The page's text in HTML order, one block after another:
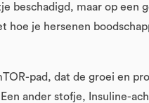
beschadigd, maar op een
hoe je hersenen
pad, dat de groei en
ander stofje, Insuline-